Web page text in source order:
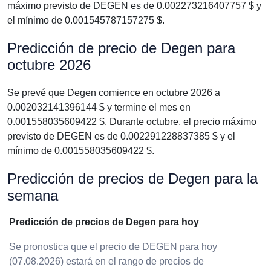
máximo previsto de DEGEN es de 0.002273216407757 $ y
el mínimo de 0.001545787157275 $.
Predicción de precio de Degen para
octubre 2026
Se prevé que Degen comience en octubre 2026 a
0.002032141396144 $ y termine el mes en
0.001558035609422 $. Durante octubre, el precio máximo
previsto de DEGEN es de 0.002291228837385 $ y el
mínimo de 0.001558035609422 $.
Predicción de precios de Degen para la
semana
Predicción de precios de Degen para hoy
Se pronostica que el precio de DEGEN para hoy
(07.08.2026) estará en el rango de precios de